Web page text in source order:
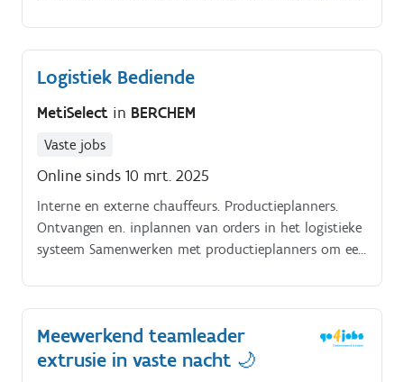
vervoer van brandstoffen op onze verschillende
werven Je hecht veel belang aan veiligheid en werkt
correct Als tankwagenchauffeur sta je in voor het
onze verschillende werven en machines;
Logistiek Bediende
MetiSelect in BERCHEM
Vaste jobs
Online sinds 10 mrt. 2025
Interne en externe chauffeurs. Productieplanners.
Ontvangen en. inplannen van orders in het logistieke
systeem Samenwerken met productieplanners om een
Meewerkend teamleader
extrusie in vaste nacht 🌙